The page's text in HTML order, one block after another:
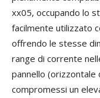
xx05, occupando lo
facilmente utilizzato
offrendo le stesse
range di corrente
pannello
compromessi un